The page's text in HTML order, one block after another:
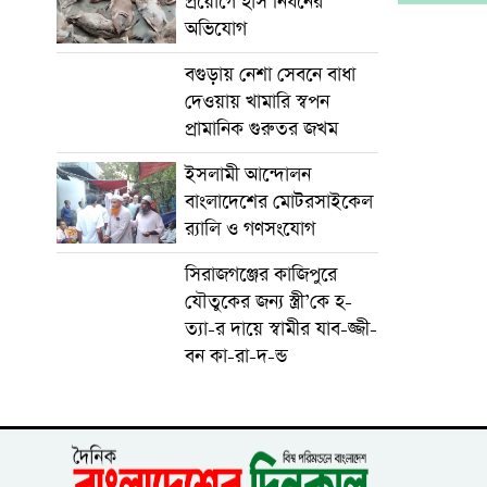
অভিযোগ
বগুড়ায় নেশা সেবনে বাধা
দেওয়ায় খামারি স্বপন
প্রামানিক গুরুতর জখম
ইসলামী আন্দোলন
বাংলাদেশের মোটরসাইকেল
র‍্যালি ও গণসংযোগ
সিরাজগঞ্জের কাজিপুরে
যৌতুকের জন্য স্ত্রী’কে হ-
ত্যা-র দায়ে স্বামীর যাব-জ্জী-
বন কা-রা-দ-ন্ড